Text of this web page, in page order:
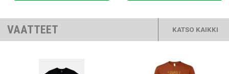
VAATTEET KATSO KAIKKI